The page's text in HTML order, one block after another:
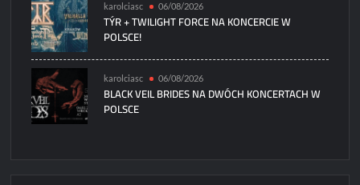
karolciasc 06/08/2026
TÝR + TWILIGHT FORCE NA KONCERCIE W
POLSCE!
karolciasc 06/08/2026
BLACK VEIL BRIDES NA DWÓCH KONCERTACH W
POLSCE